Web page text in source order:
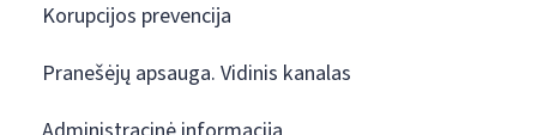
Korupcijos prevencija
Pranešėjų apsauga. Vidinis kanalas